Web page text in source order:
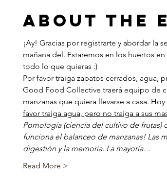
About the
¡Ay! Gracias por registrarte y abordar la
mañana del. Estaremos en los huertos
todo lo que quieras :)
Por favor traiga zapatos cerrados, agua,
Good Food Collective traerá equipo de
manzanas que quiera llevarse a casa.
favor traiga agua, pero no traiga a sus
Pomología (ciencia del cultivo de frutas)
funciona el balanceo de manzanas! Las
digestión y la memoria. La mayoría…
Read More >